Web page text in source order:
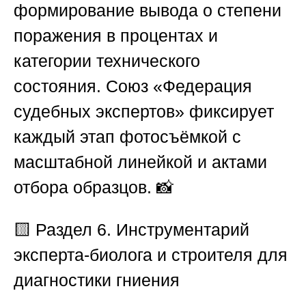
формирование вывода о степени
поражения в процентах и
категории технического
состояния. Союз «Федерация
судебных экспертов» фиксирует
каждый этап фотосъёмкой с
масштабной линейкой и актами
отбора образцов. 📸
🟨 Раздел 6. Инструментарий
эксперта-биолога и строителя для
диагностики гниения